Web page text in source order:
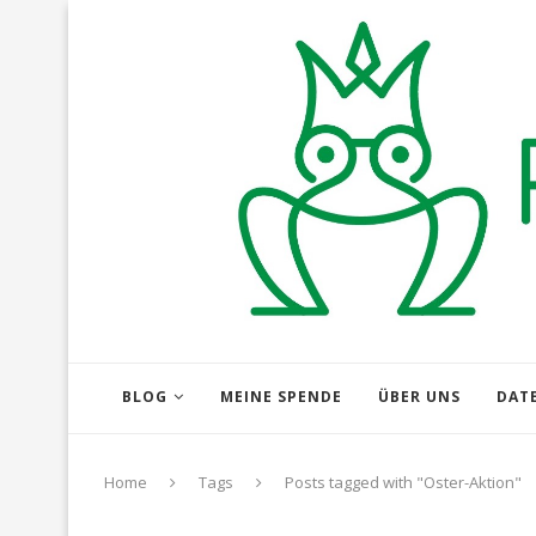
BLOG MEINE SPENDE ÜBER UNS
Home Tags Posts tagged with "Oster-Aktion"